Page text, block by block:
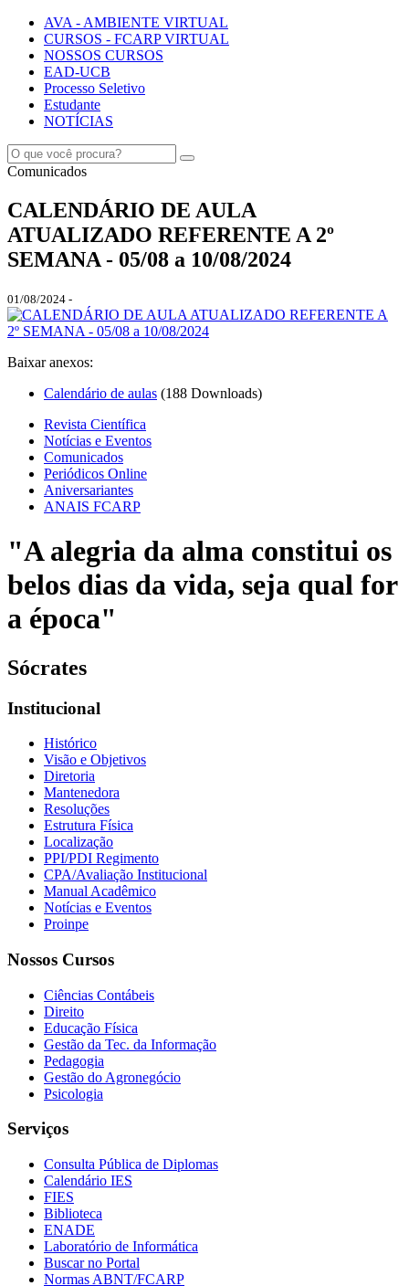
AVA - AMBIENTE VIRTUAL
CURSOS - FCARP VIRTUAL
NOSSOS CURSOS
EAD-UCB
Processo Seletivo
Estudante
NOTÍCIAS
Comunicados
CALENDÁRIO DE AULA
ATUALIZADO REFERENTE A 2º
SEMANA - 05/08 a 10/08/2024
01/08/2024 -
Baixar anexos:
Calendário de aulas (188 Downloads)
Revista Científica
Notícias e Eventos
Comunicados
Periódicos Online
Aniversariantes
ANAIS FCARP
"A alegria da alma constitui os
belos dias da vida, seja qual for
a época"
Sócrates
Institucional
Histórico
Visão e Objetivos
Diretoria
Mantenedora
Resoluções
Estrutura Física
Localização
PPI/PDI Regimento
CPA/Avaliação Institucional
Manual Acadêmico
Notícias e Eventos
Proinpe
Nossos Cursos
Ciências Contábeis
Direito
Educação Física
Gestão da Tec. da Informação
Pedagogia
Gestão do Agronegócio
Psicologia
Serviços
Consulta Pública de Diplomas
Calendário IES
FIES
Biblioteca
ENADE
Laboratório de Informática
Buscar no Portal
Normas ABNT/FCARP